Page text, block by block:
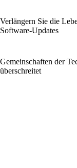
Verlängern Sie die
Software-Updates
Gemeinschaften der
überschreitet